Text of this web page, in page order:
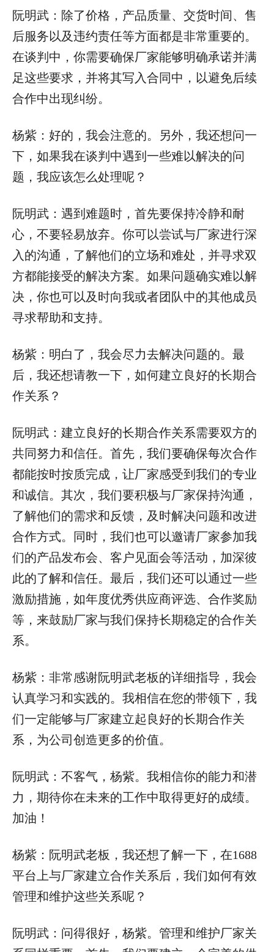
阮明武：除了价格，产品质量、交货时间、售
后服务以及违约责任等方面都是非常重要的。
在谈判中，你需要确保厂家能够明确承诺并满
足这些要求，并将其写入合同中，以避免后续
合作中出现纠纷。
杨紫：好的，我会注意的。另外，我还想问一
下，如果我在谈判中遇到一些难以解决的问
题，我应该怎么处理呢？
阮明武：遇到难题时，首先要保持冷静和耐
心，不要轻易放弃。你可以尝试与厂家进行深
入的沟通，了解他们的立场和难处，并寻求双
方都能接受的解决方案。如果问题确实难以解
决，你也可以及时向我或者团队中的其他成员
寻求帮助和支持。
杨紫：明白了，我会尽力去解决问题的。最
后，我还想请教一下，如何建立良好的长期合
作关系？
阮明武：建立良好的长期合作关系需要双方的
共同努力和信任。首先，我们要确保每次合作
都能按时按质完成，让厂家感受到我们的专业
和诚信。其次，我们要积极与厂家保持沟通，
了解他们的需求和反馈，及时解决问题和改进
合作方式。同时，我们也可以邀请厂家参加我
们的产品发布会、客户见面会等活动，加深彼
此的了解和信任。最后，我们还可以通过一些
激励措施，如年度优秀供应商评选、合作奖励
等，来鼓励厂家与我们保持长期稳定的合作关
系。
杨紫：非常感谢阮明武老板的详细指导，我会
认真学习和实践的。我相信在您的带领下，我
们一定能够与厂家建立起良好的长期合作关
系，为公司创造更多的价值。
阮明武：不客气，杨紫。我相信你的能力和潜
力，期待你在未来的工作中取得更好的成绩。
加油！
杨紫：阮明武老板，我还想了解一下，在1688
平台上与厂家建立合作关系后，我们如何有效
管理和维护这些关系呢？
阮明武：问得很好，杨紫。管理和维护厂家关